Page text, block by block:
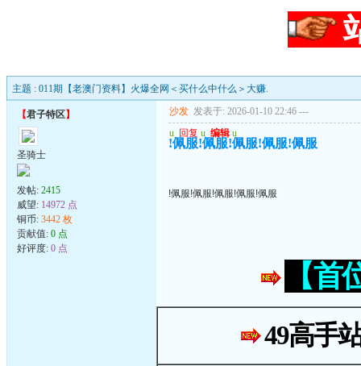
主题 : 011期【老澳门资料】火爆全网＜买什么中什么＞大赚.
【君子特区】
圣骑士
发帖: 2415
威望: 14972 点
铜币: 3442 枚
贡献值: 0 点
好评度: 0 点
沙发 发表于: 2026-01-10 22:46 ---
u 回复 u 编辑 u
!佩服!佩服!佩服!佩服!佩服
!佩服!佩服!佩服!佩服!佩服
【
49高手